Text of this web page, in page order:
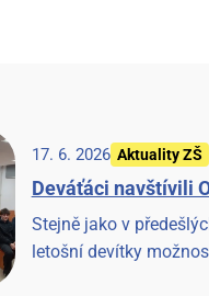
17. 6. 2026 Aktuality ZŠ
Deváťáci navštívili
Stejně jako v
letošní devítky